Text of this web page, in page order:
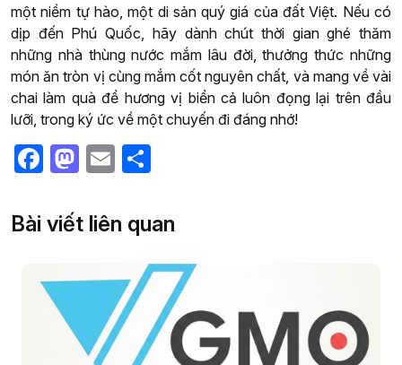
một niềm tự hào, một di sản quý giá của đất Việt. Nếu có
dịp đến Phú Quốc, hãy dành chút thời gian ghé thăm
những nhà thùng nước mắm lâu đời, thưởng thức những
món ăn tròn vị cùng mắm cốt nguyên chất, và mang về vài
chai làm quà để hương vị biển cả luôn đọng lại trên đầu
lưỡi, trong ký ức về một chuyến đi đáng nhớ!
Facebook
Mastodon
Email
Bài viết liên quan